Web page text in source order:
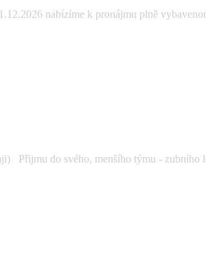
nabízíme k pronájmu plně
Přijmu do svého, menšího týmu - zubního